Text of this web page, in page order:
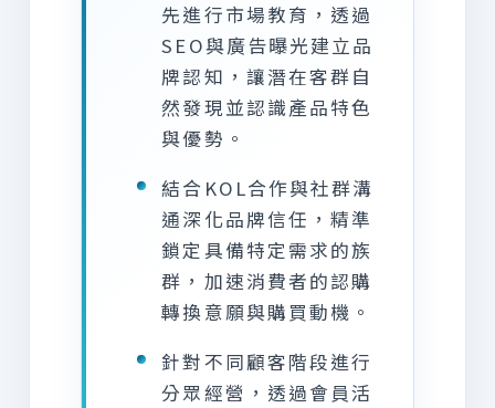
先進行市場教育，透過
SEO與廣告曝光建立品
牌認知，讓潛在客群自
然發現並認識產品特色
與優勢。
結合KOL合作與社群溝
通深化品牌信任，精準
鎖定具備特定需求的族
群，加速消費者的認購
轉換意願與購買動機。
針對不同顧客階段進行
分眾經營，透過會員活